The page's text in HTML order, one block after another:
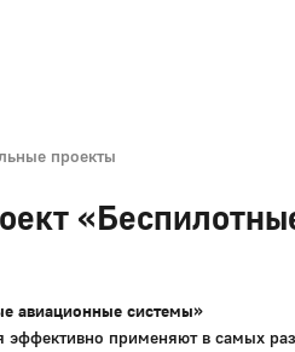
проекты
авиационные системы»
эффективно применяют в самых